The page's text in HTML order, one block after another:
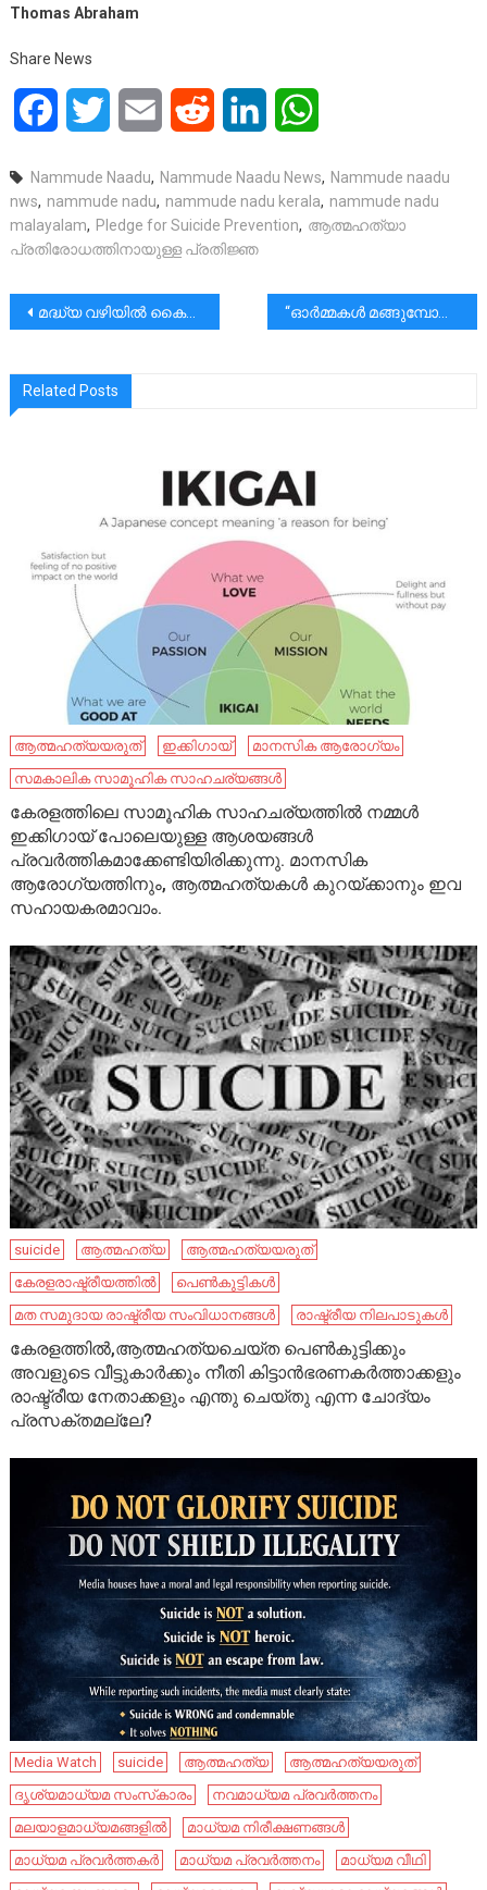
Thomas Abraham
Share News
FacebookTwitter Email Reddit LinkedIn
Nammude Naadu, Nammude Naadu News, Nammude naadu
nws, nammude nadu, nammude nadu kerala, nammude nadu
malayalam, Pledge for Suicide Prevention, ആത്മഹത്യാ
പ്രതിരോധത്തിനായുള്ള പ്രതിജ്ഞ
പോസ്റ്റുകളിലൂടെ
മദ്ധ്യ വഴിയിൽ കൈവിട്ടുപോയ വാഗ്ദാനപേടകം!പേരിൽ മാത്രമല്ല, കാഴ്ച്ചയിലും പ്രിൻസ് “ഓർമ്മകൾ മങ്ങുമ്പോൾ: അൽഷിമേഴ്‌സ് രോഗവും പാർക്കിൻസൺസ് രോഗവും”
Related Posts
ആത്മഹത്യയരുത് ഇക്കിഗായ്
മാനസിക ആരോഗ്യം
സമകാലിക സാമൂഹിക സാഹചര്യങ്ങൾ
കേരളത്തിലെ സാമൂഹിക സാഹചര്യത്തിൽ നമ്മൾ
ഇക്കിഗായ് പോലെയുള്ള ആശയങ്ങൾ
പ്രവർത്തികമാക്കേണ്ടിയിരിക്കുന്നു. മാനസിക
ആരോഗ്യത്തിനും, ആത്മഹത്യകൾ കുറയ്ക്കാനും ഇവ
സഹായകരമാവാം.
suicide ആത്മഹത്യ
ആത്മഹത്യയരുത്
കേരളരാഷ്ട്രീയത്തിൽ
പെൺകുട്ടികൾ
മത സമുദായ രാഷ്ട്രീയ സംവിധാനങ്ങൾ
രാഷ്ട്രീയ നിലപാടുകൾ
കേരളത്തിൽ,ആത്മഹത്യചെയ്ത പെൺകുട്ടിക്കും
അവളുടെ വീട്ടുകാർക്കും നീതി കിട്ടാൻഭരണകർത്താക്കളും
രാഷ്ട്രീയ നേതാക്കളും എന്തു ചെയ്തു എന്ന ചോദ്യം
പ്രസക്തമല്ലേ?
Media Watch suicide ആത്മഹത്യ
ആത്മഹത്യയരുത്
ദൃശ്യമാധ്യമ സംസ്‌കാരം
നവമാധ്യമ പ്രവർത്തനം
മലയാളമാധ്യമങ്ങളിൽ
മാധ്യമ നിരീക്ഷണങ്ങൾ
മാധ്യമ പ്രവർത്തകർ
മാധ്യമ പ്രവർത്തനം
മാധ്യമ വീഥി